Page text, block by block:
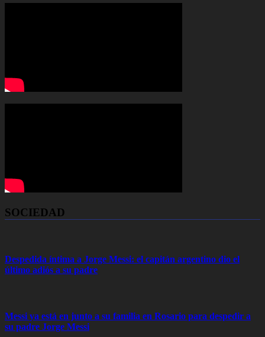
SOCIEDAD
Despedida íntima a Jorge Messi: el capitán argentino dio el
último adiós a su padre
Messi ya está en junto a su familia en Rosario para despedir a
su padre Jorge Messi